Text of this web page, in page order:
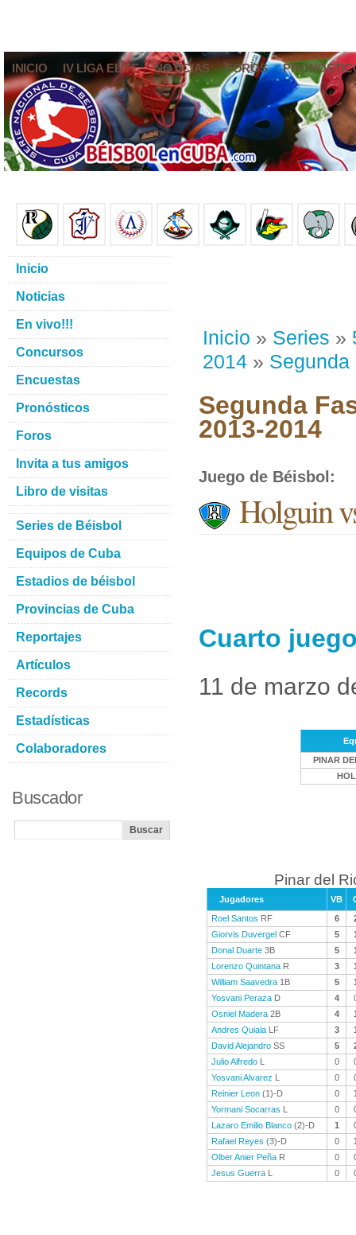
INICIO IV LIGA ELITE NOTICIAS FOROS
Inicio » Series »
2014 » Segunda
Segunda
2013-2014
Juego de Béisbol :
Holguin
Cuarto
11 de marzo
PINAR
Pinar del
Jugadores VB
Roel Santos RF 6
Giorvis Duvergel CF 5
Donal Duarte 3B 5
Lorenzo Quintana R 3
William Saavedra 1B 5
Yosvani Peraza D 4
Osniel Madera 2B 4
Andres Quiala LF 3
David Alejandro SS 5
Julio Alfredo L 0
Yosvani Alvarez L 0
Reinier Leon (1)-D 0
Yormani Socarras L 0
Lazaro Emilio Blanco (2)-D 1
Rafael Reyes (3)-D 0
Olber Anier Peña R 0
Jesus Guerra L 0
Inicio
Noticias
En vivo!!!
Concursos
Encuestas
Pronósticos
Foros
Invita a tus amigos
Libro de visitas
Series de Béisbol
Equipos de Cuba
Estadios de béisbol
Provincias de Cuba
Reportajes
Artículos
Records
Estadísticas
Colaboradores
Buscador